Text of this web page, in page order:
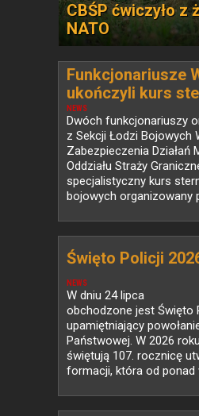
CBŚP ćwiczyło z
NATO
NEWS
Funkcjonariusze
ukończyli kurs
bojowych
Dwóch funkcjonariuszy
z Sekcji Łodzi Bojowych
Zabezpieczenia Działań
Oddziału Straży
specjalistyczny kurs
bojowych organizowany
NEWS
Święto Policji
W dniu 24 lipca
obchodzone jest Święto
upamiętniający
Państwowej. W 2026
świętują 107. rocznicę
formacji, która od ponad